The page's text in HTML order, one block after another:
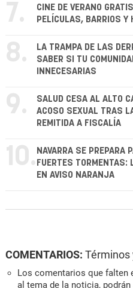
7.
CINE DE VERANO
PELÍCULAS, BARRIOS Y
8.
LA TRAMPA DE LAS
SABER SI TU
INNECESARIAS
9.
SALUD CESA AL ALTO
ACOSO SEXUAL TRAS
REMITIDA A FISCALÍA
10. NAVARRA SE PREPARA
FUERTES TORMENTAS:
EN AVISO NARANJA
COMENTARIOS: Términos
Los comentarios que falten
al tema de la noticia,